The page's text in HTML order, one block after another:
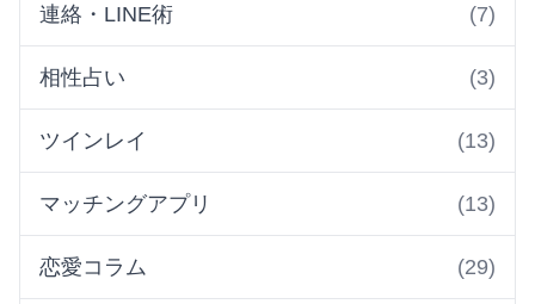
連絡・LINE術 (7)
相性占い (3)
ツインレイ (13)
マッチングアプリ (13)
恋愛コラム (29)